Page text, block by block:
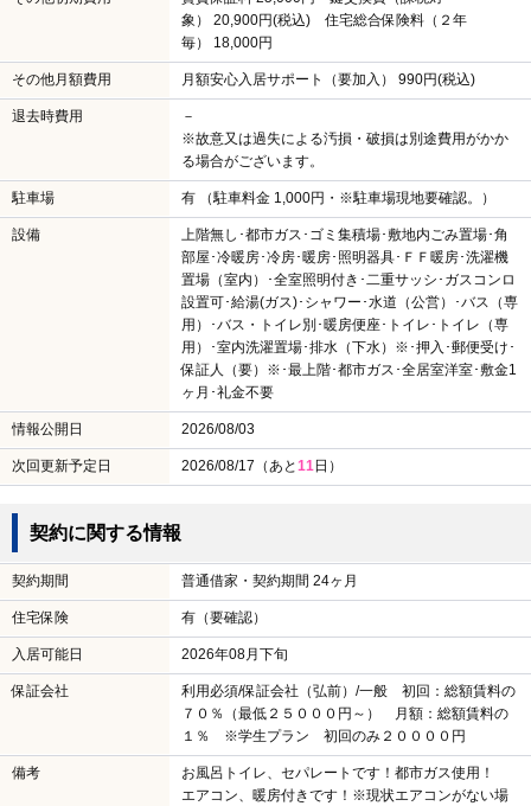
象） 20,900円(税込) 住宅総合保険料（２年
毎） 18,000円
その他月額費用 月額安心入居サポート（要加入） 990円(税込)
退去時費用
－
※故意又は過失による汚損・破損は別途費用がかか
る場合がございます。
駐車場 有 （駐車料金 1,000円・※駐車場現地要確認。）
設備
上階無し･都市ガス･ゴミ集積場･敷地内ごみ置場･角
部屋･冷暖房･冷房･暖房･照明器具･ＦＦ暖房･洗濯機
置場（室内）･全室照明付き･二重サッシ･ガスコンロ
設置可･給湯(ガス)･シャワー･水道（公営）･バス（専
用）･バス・トイレ別･暖房便座･トイレ･トイレ（専
用）･室内洗濯置場･排水（下水）※･押入･郵便受け･
保証人（要）※･最上階･都市ガス･全居室洋室･敷金1
ヶ月･礼金不要
情報公開日 2026/08/03
次回更新予定日 2026/08/17（あと11日）
契約に関する情報
契約期間 普通借家・契約期間 24ヶ月
住宅保険 有（要確認）
入居可能日 2026年08月下旬
保証会社
利用必須/保証会社（弘前）/一般 初回：総額賃料の
７０％（最低２５０００円～） 月額：総額賃料の
１％ ※学生プラン 初回のみ２００００円
備考
お風呂トイレ、セパレートです！都市ガス使用！
エアコン、暖房付きです！※現状エアコンがない場